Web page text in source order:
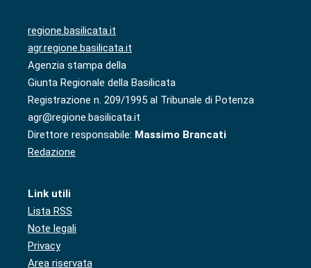
regione.basilicata.it
agr.regione.basilicata.it
Agenzia stampa della
Giunta Regionale della Basilicata
Registrazione n. 209/1995 al Tribunale di Potenza
agr@regione.basilicata.it
Direttore responsabile: Massimo Brancati
Redazione
Link utili
Lista RSS
Note legali
Privacy
Area riservata